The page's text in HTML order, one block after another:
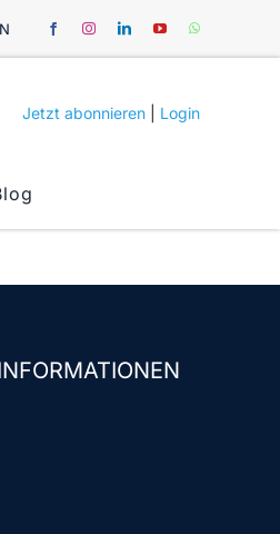
Jetzt abonnieren Login